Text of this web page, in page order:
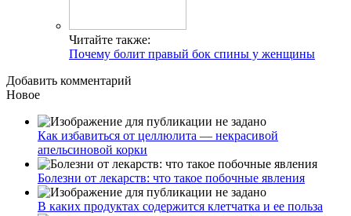
Читайте также:
Почему болит правый бок спины у женщины
Добавить комментарий
Новое
Как избавиться от целлюлита — некрасивой
апельсиновой корки
Болезни от лекарств: что такое побочные явления
В каких продуктах содержится клетчатка и ее польза